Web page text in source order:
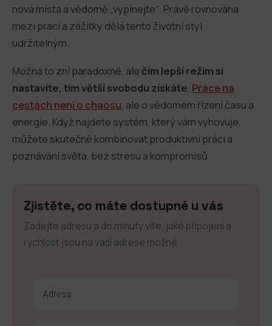
nová místa a vědomě „vypínejte“. Právě rovnováha
mezi prací a zážitky dělá tento životní styl
udržitelným.
Možná to zní paradoxně, ale čím lepší režim si
nastavíte, tím větší svobodu získáte Práce na
cestách není o chaosu , ale o vědomém řízení času a
energie. Když najdete systém, který vám vyhovuje,
můžete skutečně kombinovat produktivní práci a
poznávání světa, bez stresu a kompromisů.
Zjistěte, co máte dostupné u vás
Zadejte adresu a do minuty víte, jaké připojení a
rychlost jsou na vaší adrese možné.